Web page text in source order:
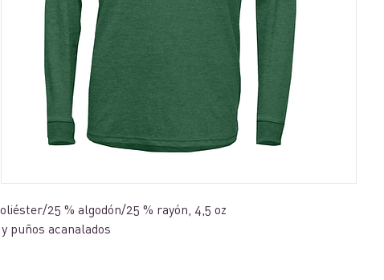
25 % algodón/25 % rayón, 4,5 oz
puños acanalados